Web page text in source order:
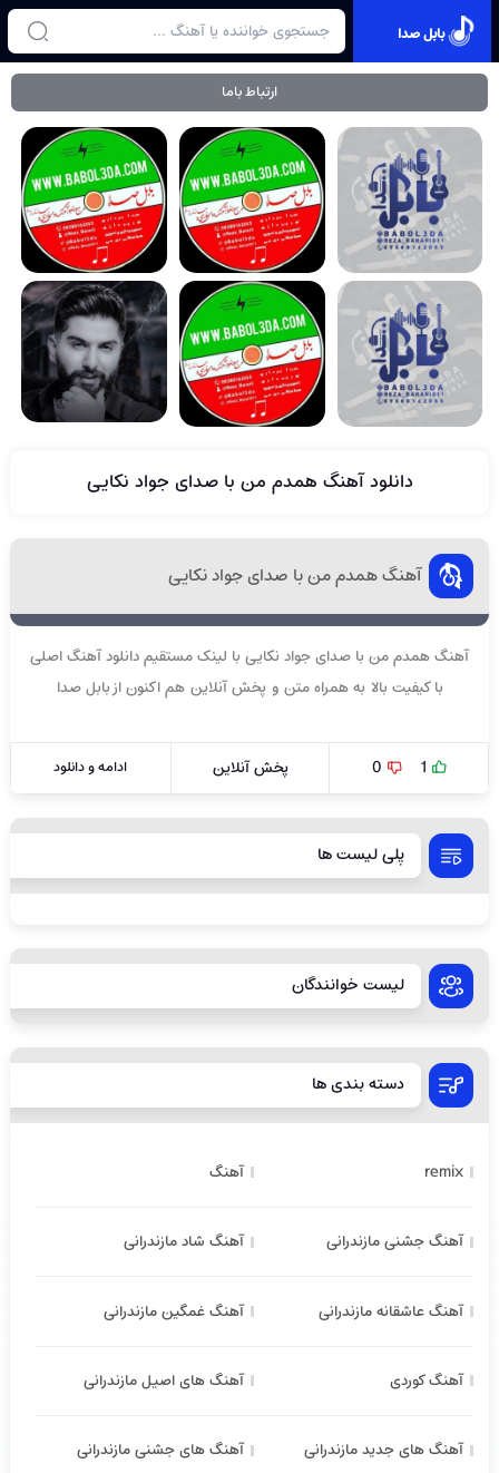
بابل صدا
ارتباط باما
دانلود آهنگ همدم من با صدای جواد نکایی
آهنگ همدم من با صدای جواد نکایی
آهنگ همدم من با صدای جواد نکایی با لینک مستقیم دانلود آهنگ اصلی
با کیفیت بالا به همراه متن و پخش آنلاین هم اکنون از بابل صدا
1
0 پخش آنلاین ادامه و دانلود
پلی لیست ها
لیست خوانندگان
دسته بندی ها
remix آهنگ
آهنگ جشنی مازندرانی آهنگ شاد مازندرانی
آهنگ عاشقانه مازندرانی آهنگ غمگین مازندرانی
آهنگ کوردی آهنگ های اصیل مازندرانی
آهنگ های جدید مازندرانی آهنگ های جشنی مازندرانی